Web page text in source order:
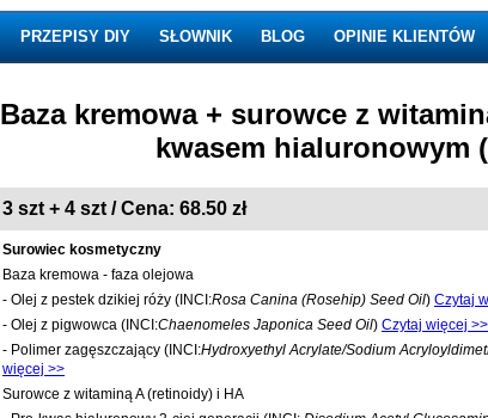
PRZEPISY DIY SŁOWNIK BLOG OPINIE KLIENTÓW
Baza kremowa + surowce z
kwasem hialuronowym
3 szt + 4 szt / Cena: 68.50 zł
Surowiec kosmetyczny
Baza kremowa - faza olejowa
- Olej z pestek dzikiej róży (INCI:Rosa Canina (Rosehip) Seed Oil) Czytaj
- Olej z pigwowca (INCI:Chaenomeles Japonica Seed Oil) Czytaj więcej >>
- Polimer zagęszczający (INCI:Hydroxyethyl Acrylate/Sodium
więcej >>
Surowce z witaminą A (retinoidy) i HA